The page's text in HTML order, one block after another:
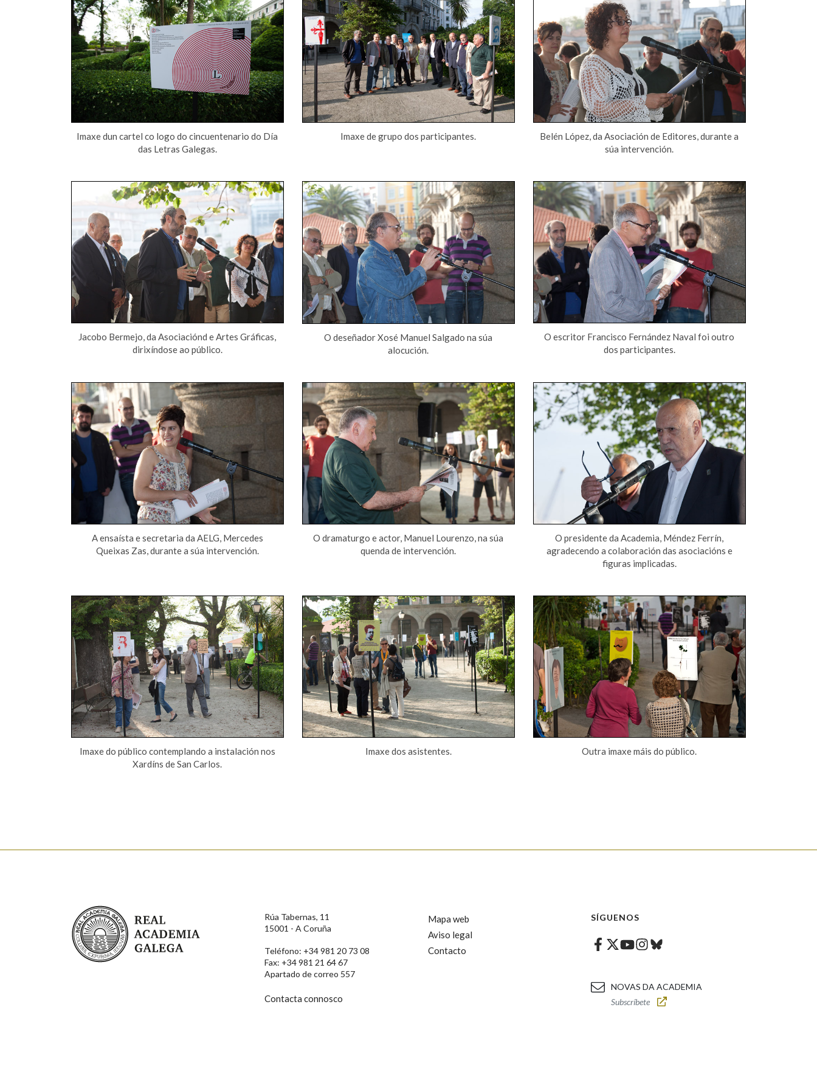
Imaxe dun cartel co logo do cincuentenario do Día
das Letras Galegas.
Imaxe de grupo dos participantes.
Belén López, da Asociación de Editores, durante a
súa intervención.
Jacobo Bermejo, da Asociaciónd e Artes Gráficas,
dirixíndose ao público.
O deseñador Xosé Manuel Salgado na súa
alocución.
O escritor Francisco Fernández Naval foi outro
dos participantes.
A ensaísta e secretaria da AELG, Mercedes
Queixas Zas, durante a súa intervención.
O dramaturgo e actor, Manuel Lourenzo, na súa
quenda de intervención.
O presidente da Academia, Méndez Ferrín,
agradecendo a colaboración das asociacións e
figuras implicadas.
Imaxe do público contemplando a instalación nos
Xardíns de San Carlos.
Imaxe dos asistentes. Outra imaxe máis do público.
Real Academia Galega
Rúa Tabernas, 11
15001 - A Coruña
Teléfono: +34 981 20 73 08
Fax: +34 981 21 64 67
Apartado de correo 557
Contacta connosco
Mapa web
Aviso legal
Contacto
SÍGUENOS
Facebook
Twitter
Youtube
Instagram
Bluesky
NOVAS DA ACADEMIA
Subscríbete